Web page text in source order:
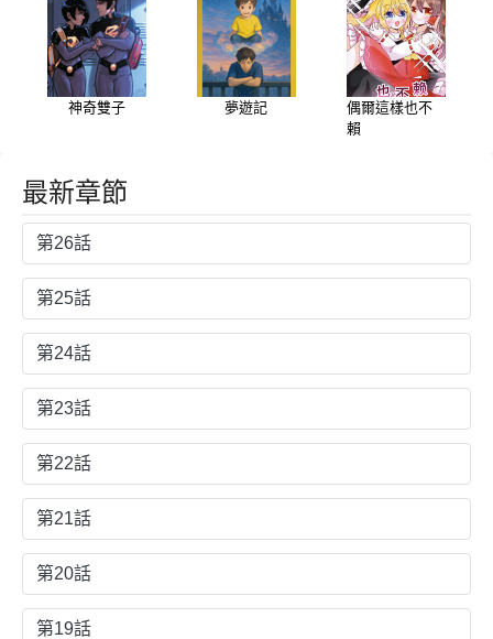
神奇雙子 夢遊記
偶爾這樣也不
賴
最新章節
第26話
第25話
第24話
第23話
第22話
第21話
第20話
第19話